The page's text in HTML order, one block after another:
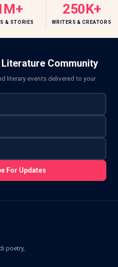
& STORIES
250K+
WRITERS & CREATORS
Community
literary events delivered to your
For Updates
poetry,